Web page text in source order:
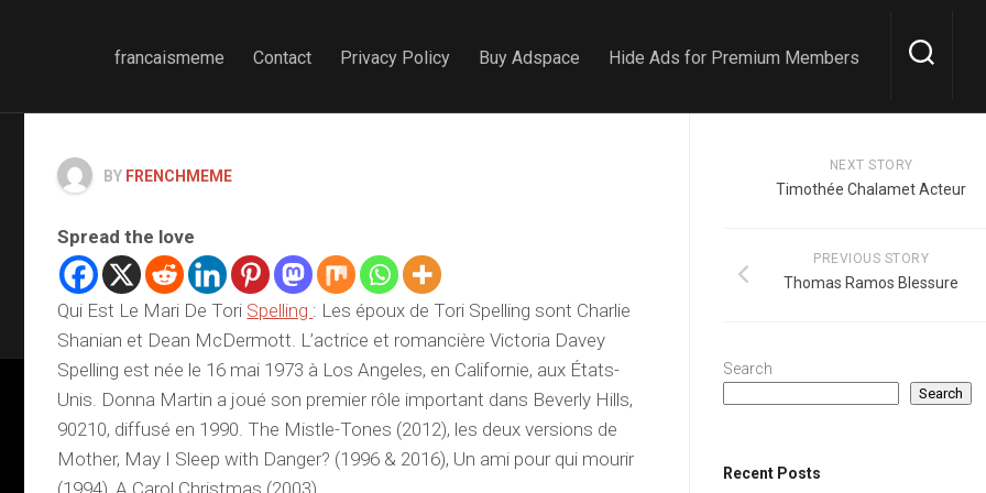
francaismeme Contact Privacy Policy Buy Adspace Hide Ads for Premium Members
BY FRENCHMEME
Spread the love
Qui Est Le Mari De Tori Spelling : Les époux de Tori Spelling sont Charlie
Shanian et Dean McDermott. L’actrice et romancière Victoria Davey
Spelling est née le 16 mai 1973 à Los Angeles, en Californie, aux États-
Unis. Donna Martin a joué son premier rôle important dans Beverly Hills,
90210, diffusé en 1990. The Mistle-Tones (2012), les deux versions de
Mother, May I Sleep with Danger? (1996 & 2016), Un ami pour qui mourir
(1994), A Carol Christmas (2003),
NEXT STORY
Timothée Chalamet Acteur
PREVIOUS STORY
Thomas Ramos Blessure
Search
Search
Recent Posts